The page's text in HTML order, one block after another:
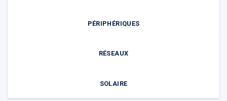
PÉRIPHÉRIQUES
RÉSEAUX
SOLAIRE